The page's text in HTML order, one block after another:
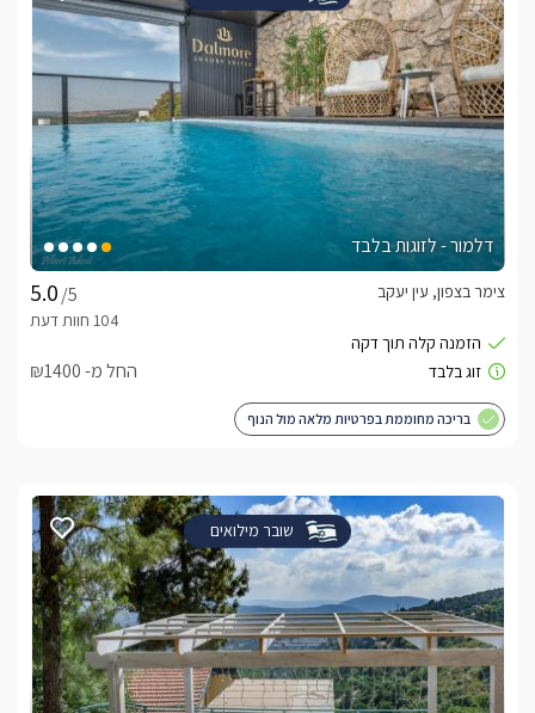
דלמור - לזוגות בלבד
/5
צימר בצפון, עין יעקב
החל מ- ₪1400
בריכה מחוממת בפרטיות מלאה מול הנוף
שובר מילואים